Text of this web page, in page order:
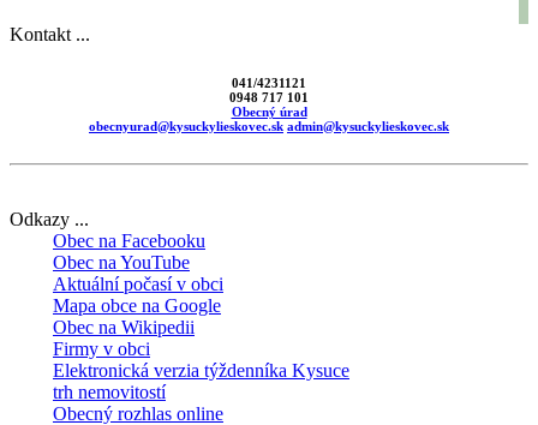
Kontakt ...
041/4231121
0948 717 101
Obecný úrad
obecnyurad@kysuckylieskovec.sk admin@kysuckylieskovec.sk
Odkazy ...
Obec na Facebooku
Obec na YouTube
Aktuální počasí v obci
Mapa obce na Google
Obec na Wikipedii
Firmy v obci
Elektronická verzia týždenníka Kysuce
trh nemovitostí
Obecný rozhlas online